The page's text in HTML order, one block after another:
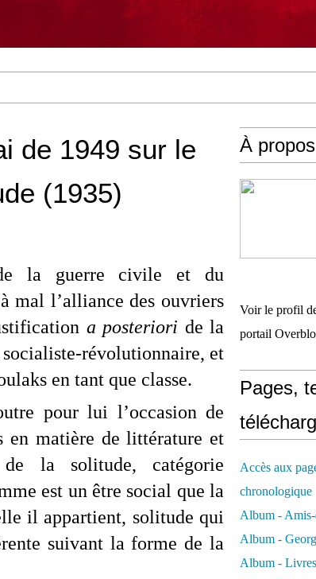
de 1949 sur le
(1935)
la guerre civile et du
mal l’alliance des ouvriers
a posteriori de la
révolutionnaire, et
en tant que classe.
pour lui l’occasion de
en matière de littérature et
la solitude, catégorie
est un être social que la
il appartient, solitude qui
suivant la forme de la
À propos
Voir le profil
portail
Pages,
Accès aux
chronologique
Album -
Album -
Album -